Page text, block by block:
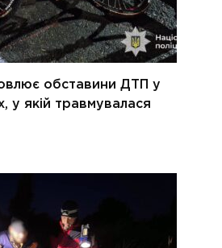
обставини ДТП у
у якій травмувалася